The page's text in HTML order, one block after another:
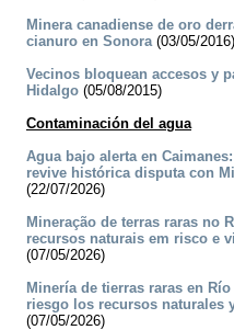
Minera canadiense de oro
cianuro en Sonora(03/05/2016)
Vecinos bloquean accesos y
Hidalgo (05/08/2015)
Contaminación del agua
Agua bajo alerta en
revive histórica disputa con
(22/07/2026)
Mineração de terras raras no
recursos naturais em risco e
(07/05/2026)
Minería de tierras raras en
riesgo los recursos naturales
(07/05/2026)